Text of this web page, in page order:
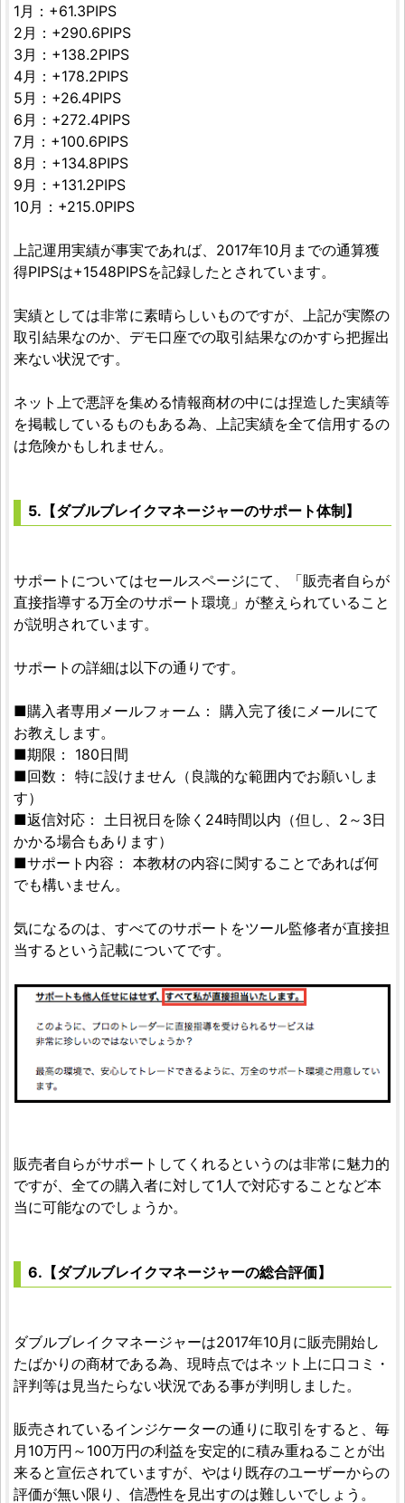
1月：+61.3PIPS
2月：+290.6PIPS
3月：+138.2PIPS
4月：+178.2PIPS
5月：+26.4PIPS
6月：+272.4PIPS
7月：+100.6PIPS
8月：+134.8PIPS
9月：+131.2PIPS
10月：+215.0PIPS
上記運用実績が事実であれば、2017年10月までの通算獲
得PIPSは+1548PIPSを記録したとされています。
実績としては非常に素晴らしいものですが、上記が実際の
取引結果なのか、デモ口座での取引結果なのかすら把握出
来ない状況です。
ネット上で悪評を集める情報商材の中には捏造した実績等
を掲載しているものもある為、上記実績を全て信用するの
は危険かもしれません。
5.【ダブルブレイクマネージャーのサポート体制】
サポートについてはセールスページにて、「販売者自らが
直接指導する万全のサポート環境」が整えられていること
が説明されています。
サポートの詳細は以下の通りです。
■購入者専用メールフォーム： 購入完了後にメールにて
お教えします。
■期限： 180日間
■回数： 特に設けません（良識的な範囲内でお願いしま
す）
■返信対応： 土日祝日を除く24時間以内（但し、2～3日
かかる場合もあります）
■サポート内容： 本教材の内容に関することであれば何
でも構いません。
気になるのは、すべてのサポートをツール監修者が直接担
当するという記載についてです。
販売者自らがサポートしてくれるというのは非常に魅力的
ですが、全ての購入者に対して1人で対応することなど本
当に可能なのでしょうか。
6.【ダブルブレイクマネージャーの総合評価】
ダブルブレイクマネージャーは2017年10月に販売開始し
たばかりの商材である為、現時点ではネット上に口コミ・
評判等は見当たらない状況である事が判明しました。
販売されているインジケーターの通りに取引をすると、毎
月10万円～100万円の利益を安定的に積み重ねることが出
来ると宣伝されていますが、やはり既存のユーザーからの
評価が無い限り、信憑性を見出すのは難しいでしょう。